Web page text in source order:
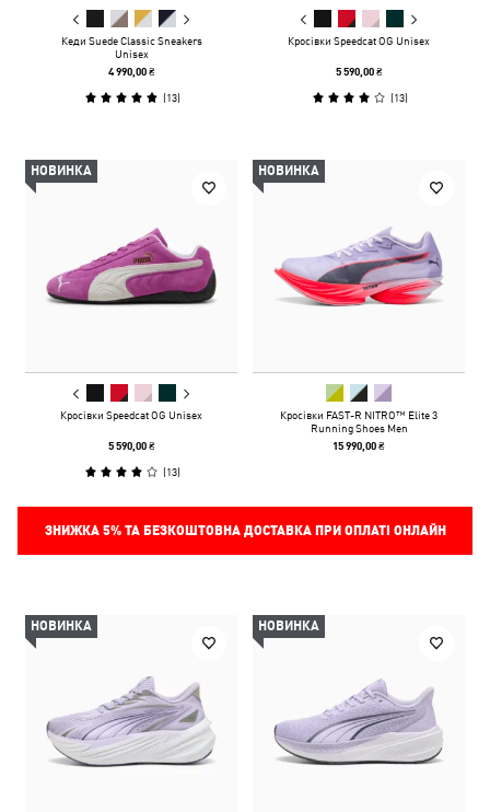
Кеди Suede Classic Sneakers
Unisex
4 990,00 ₴
(13)
Кросівки Speedcat OG Unisex
5 590,00 ₴
(13)
НОВИНКА
Кросівки Speedcat OG Unisex
5 590,00 ₴
(13)
НОВИНКА
Кросівки FAST-R NITRO™ Elite 3
Running Shoes Men
15 990,00 ₴
ЗНИЖКА 5%ТА БЕЗКОШТОВНА ДОСТАВКА ПРИ ОПЛАТІ ОНЛАЙН
НОВИНКА НОВИНКА